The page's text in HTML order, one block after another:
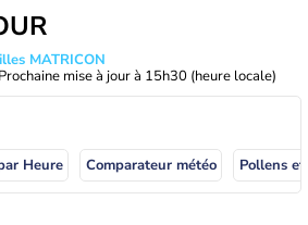
MATRICON
mise à jour à 15h30 (heure locale)
Heure Comparateur météo Pollens